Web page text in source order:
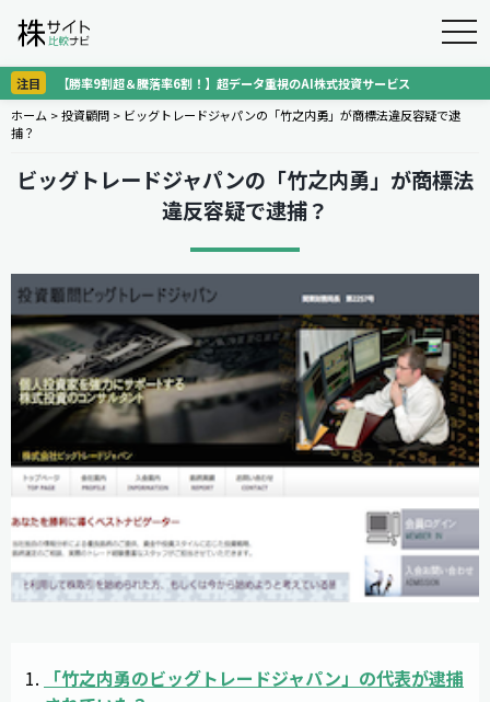
注目
【勝率9割超＆騰落率6割！】超データ重視のAI株式投資サービス
ホーム >投資顧問 > ビッグトレードジャパンの「竹之内勇」が商標法違反容疑で逮
捕？
ビッグトレードジャパンの「竹之内勇」が商標法
違反容疑で逮捕？
「竹之内勇のビッグトレードジャパン 」の代表が逮捕